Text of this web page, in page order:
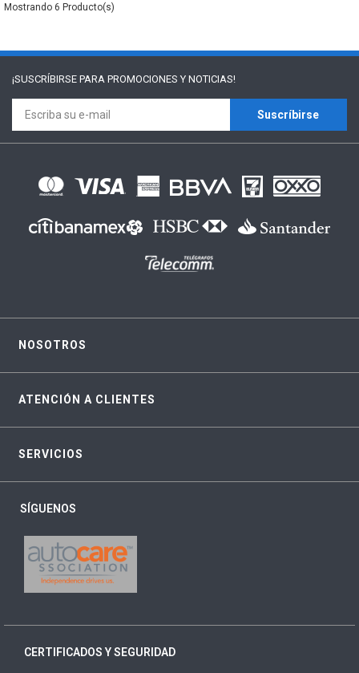
6
¡SUSCRÍBIRSE PARA PROMOCIONES Y NOTICIAS!
Suscríbirse
NOSOTROS
ATENCIÓN A CLIENTES
SERVICIOS
SÍGUENOS
CERTIFICADOS Y SEGURIDAD